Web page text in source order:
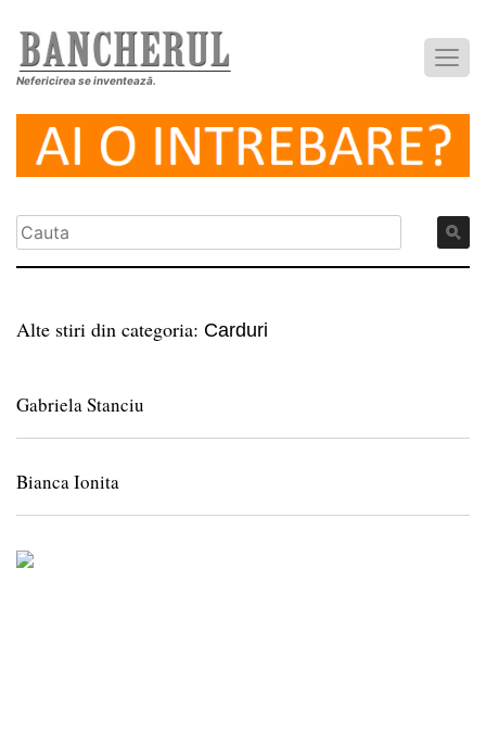
Nefericirea se inventează.
Alte stiri din categoria: Carduri
Gabriela Stanciu
Bianca Ionita